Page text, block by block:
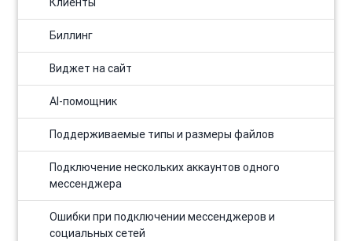
Биллинг
Виджет на сайт
AI-помощник
Поддерживаемые типы и размеры файлов
Подключение нескольких аккаунтов одного
мессенджера
Ошибки при подключении мессенджеров и
социальных сетей